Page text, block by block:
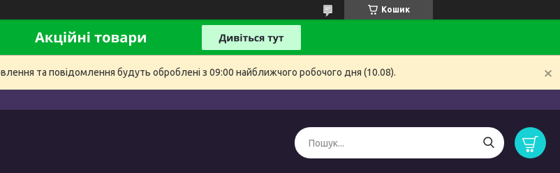
Кошик
та повідомлення будуть оброблені з 09:00 найближчого робочого дня (10.08).